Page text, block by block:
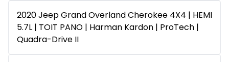
2020 Jeep Grand Overland Cherokee 4X4 | HEMI
5.7L | TOIT PANO | Harman Kardon | ProTech |
Quadra-Drive II